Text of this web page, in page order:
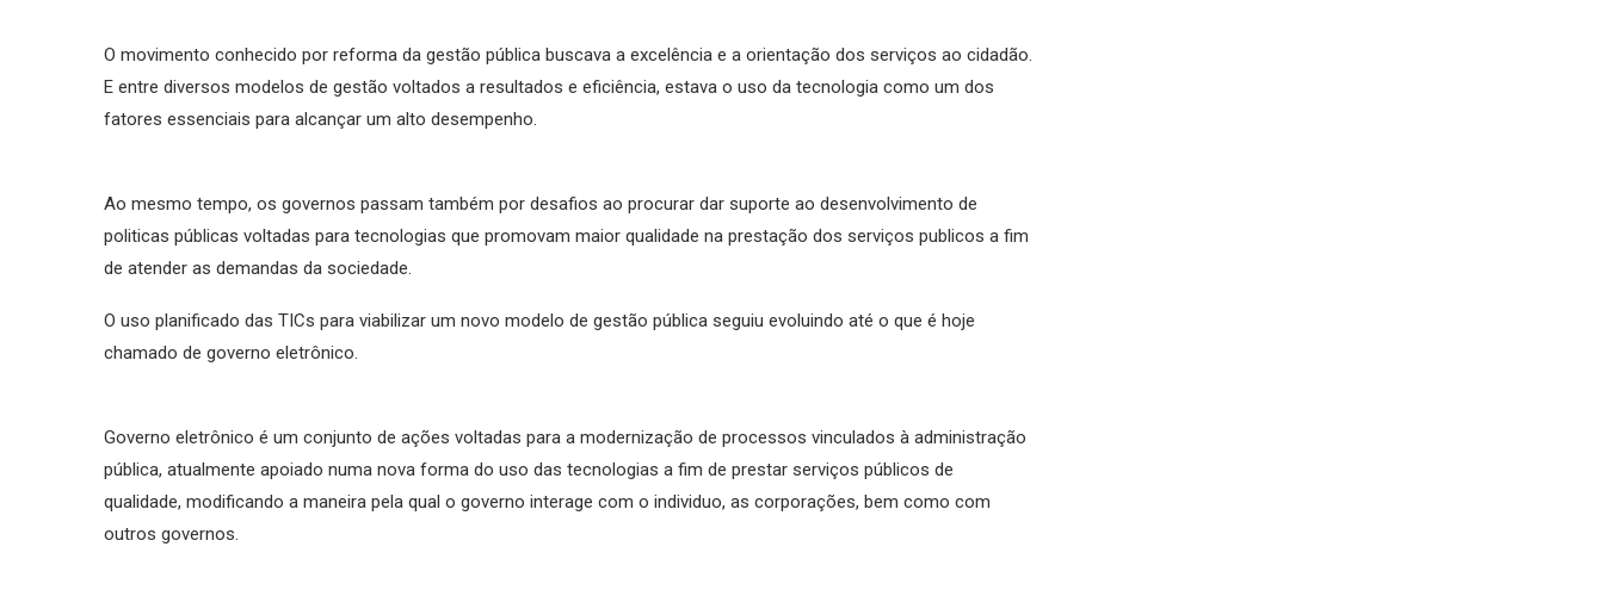
O movimento conhecido por reforma da gestão pública buscava a excelência e a orientação dos serviços ao cidadão.
E entre diversos modelos de gestão voltados a resultados e eficiência, estava o uso da tecnologia como um dos
fatores essenciais para alcançar um alto desempenho.
Ao mesmo tempo, os governos passam também por desafios ao procurar dar suporte ao desenvolvimento de
politicas públicas voltadas para tecnologias que promovam maior qualidade na prestação dos serviços publicos a fim
de atender as demandas da sociedade.
O uso planificado das TICs para viabilizar um novo modelo de gestão pública seguiu evoluindo até o que é hoje
chamado de governo eletrônico.
Governo eletrônico é um conjunto de ações voltadas para a modernização de processos vinculados à administração
pública, atualmente apoiado numa nova forma do uso das tecnologias a fim de prestar serviços públicos de
qualidade, modificando a maneira pela qual o governo interage com o individuo, as corporações, bem como com
outros governos.